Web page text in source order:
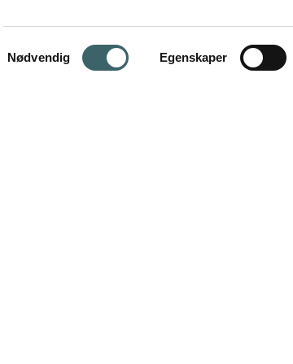
Samtykkevalg
Nødvendig Egenskaper